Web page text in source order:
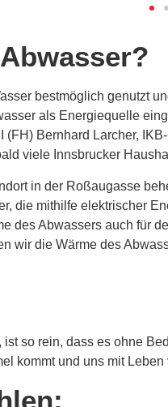
bestmöglich genutzt
als Energiequelle
Bernhard Larcher,
viele Innsbrucker
in der Roßaugasse
die mithilfe elektrischer
des Abwassers auch für
wir die Wärme des
so rein, dass es ohne
kommt und uns mit